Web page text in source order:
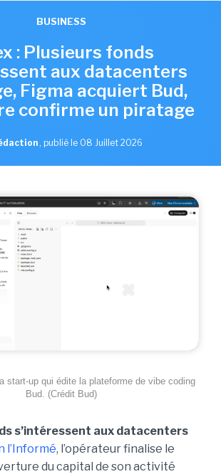
BUSINESS
: Plusieurs fonds
aux datacenters
Figma acquiert Bud,
confirme un piratage
, publié le 08 Juillet 2026
start-up qui édite la plateforme de vibe coding
Bud. (Crédit Bud)
s’intéressent aux datacenters
l’Informé, l’opérateur finalise le
du capital de son activité